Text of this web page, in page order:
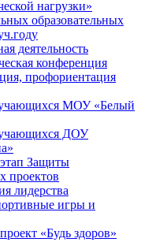
нагрузки»
образовательных
деятельность
конференция
профориентация
МОУ «Белый
ДОУ
Защиты
проектов
лидерства
игры и
«Будь здоров»